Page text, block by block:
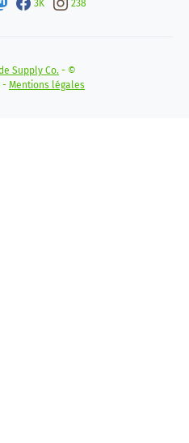
3K 238
Supply Co. - ©
- Mentions légales